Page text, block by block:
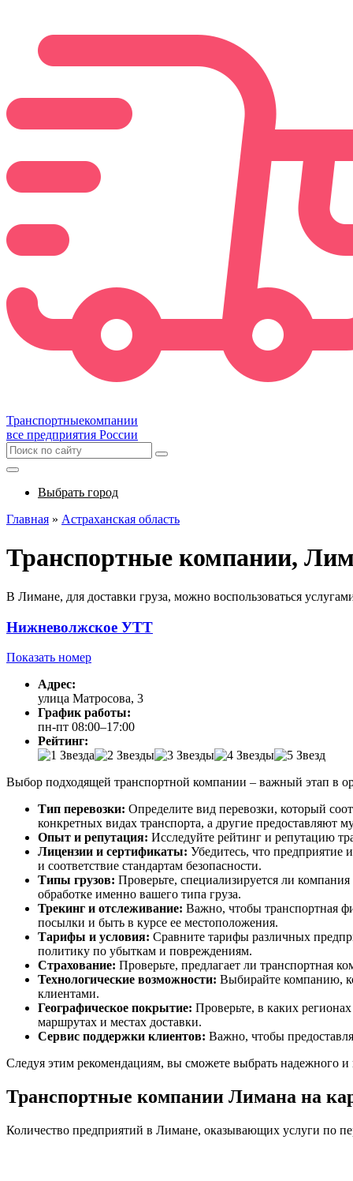
Транспортныекомпании
все предприятия России
Выбрать город
Главная » Астраханская область
Транспортные компании,
В Лимане, для доставки груза, можно воспользоваться
Нижневолжское УТТ
Показать номер
Адрес:
улица Матросова, 3
График работы:
пн-пт 08:00–17:00
Рейтинг:
Выбор подходящей транспортной компании – важный этап в
Тип перевозки: Определите вид перевозки, который
конкретных видах транспорта, а другие предоставляют
Опыт и репутация: Исследуйте рейтинг и репутацию
Лицензии и сертификаты: Убедитесь, что предприятие
и соответствие стандартам безопасности.
Типы грузов: Проверьте, специализируется ли
обработке именно вашего типа груза.
Трекинг и отслеживание: Важно, чтобы транспортная
посылки и быть в курсе ее местоположения.
Тарифы и условия: Сравните тарифы различных
политику по убыткам и повреждениям.
Страхование: Проверьте, предлагает ли транспортная
Технологические возможности: Выбирайте компанию,
клиентами.
Географическое покрытие: Проверьте, в каких
маршрутах и местах доставки.
Сервис поддержки клиентов: Важно, чтобы
Следуя этим рекомендациям, вы сможете выбрать надежного и
Транспортные компании Лимана на
Количество предприятий в Лимане, оказывающих услуги по